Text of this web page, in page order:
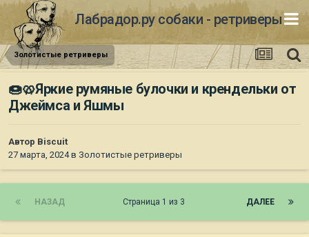
Лабрадор.ру собаки - ретриверы
Золотистые ретриверы
🍩🥨Яркие румяные булочки и крендельки от
Джеймса и Яшмы
Автор Biscuit
27 марта, 2024в Золотистые ретриверы
НАЗАД ДАЛЕЕ
Страница 1 из 3